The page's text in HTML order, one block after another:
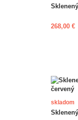
268,00 €
skladom